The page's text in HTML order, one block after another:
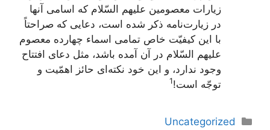
زیارات معصومین علیهم السّلام که اسامی آنها
در زیارت‌نامه ذکر شده است، دعایی که صراحتاً
با این کیفیّت خاص تمامی اسماء چهارده معصوم
علیهم السّلام در آن آمده باشد، مثل دعای افتتاح
وجود ندارد، و این خود نکته‌ای حائز اهمّیت و
توجّه است!1
دسته‌ها
Uncategorized